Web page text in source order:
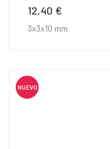
Precio
12,40 €
3x3x10 mm
NUEVO